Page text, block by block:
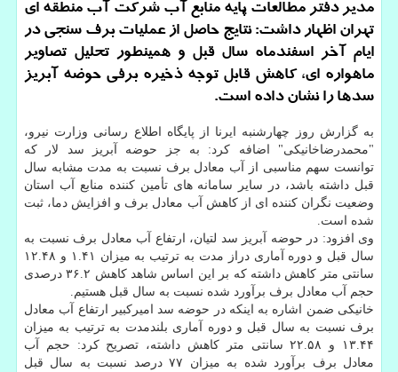
مدیر دفتر مطالعات پایه منابع آب شرکت آب منطقه ای
تهران اظهار داشت: نتایج حاصل از عملیات برف سنجی در
ایام آخر اسفندماه سال قبل و همینطور تحلیل تصاویر
ماهواره ای، کاهش قابل توجه ذخیره برفی حوضه آبریز
سدها را نشان داده است.
به گزارش روز چهارشنبه ایرنا از پایگاه اطلاع رسانی وزارت نیرو،
"محمدرضاخانیکی" اضافه کرد: به جز حوضه آبریز سد لار که
توانست سهم مناسبی از آب معادل برف نسبت به مدت مشابه سال
قبل داشته باشد، در سایر سامانه های تأمین کننده منابع آب استان
وضعیت نگران کننده ای از کاهش آب معادل برف و افزایش دما، ثبت
شده است.
وی افزود: در حوضه آبریز سد لتیان، ارتفاع آب معادل برف نسبت به
سال قبل و دوره آماری دراز مدت به ترتیب به میزان ۱.۴۱ و ۱۲.۴۸
سانتی متر کاهش داشته که بر این اساس شاهد کاهش ۳۶.۲ درصدی
حجم آب معادل برف برآورد شده نسبت به سال قبل هستیم.
خانیکی ضمن اشاره به اینکه در حوضه سد امیرکبیر ارتفاع آب معادل
برف نسبت به سال قبل و دوره آماری بلندمدت به ترتیب به میزان
۱۳.۴۴ و ۲۲.۵۸ سانتی متر کاهش داشته، تصریح کرد: حجم آب
معادل برف برآورد شده به میزان ۷۷ درصد نسبت به سال قبل